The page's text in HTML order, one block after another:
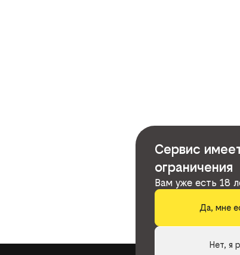
Сервис
ограничения
Вам уже есть 18
Да, мне
Нет, я